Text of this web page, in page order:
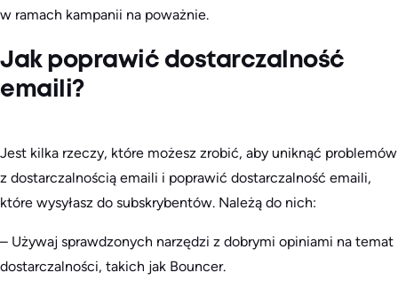
w ramach kampanii na poważnie.
Jak poprawić dostarczalność
emaili?
Jest kilka rzeczy, które możesz zrobić, aby uniknąć problemów
z dostarczalnością emaili i poprawić dostarczalność emaili,
które wysyłasz do subskrybentów. Należą do nich:
– Używaj sprawdzonych narzędzi z dobrymi opiniami na temat
dostarczalności, takich jak Bouncer.